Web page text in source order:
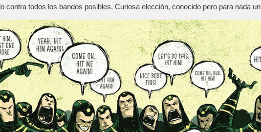
contra todos los bandos posibles. Curiosa elección, conocido pero para nada un